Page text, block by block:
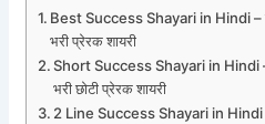
Best Success Shayari in Hindi –
भरी प्रेरक शायरी
Short Success Shayari in Hindi
भरी छोटी प्रेरक शायरी
2 Line Success Shayari in Hindi